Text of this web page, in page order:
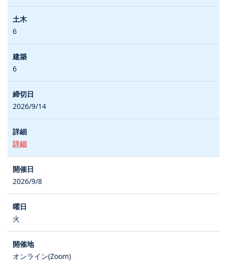
6
6
2026/9/14
詳細
2026/9/8
火
オンライン(Zoom)